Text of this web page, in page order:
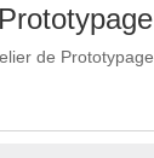
de Prototypage